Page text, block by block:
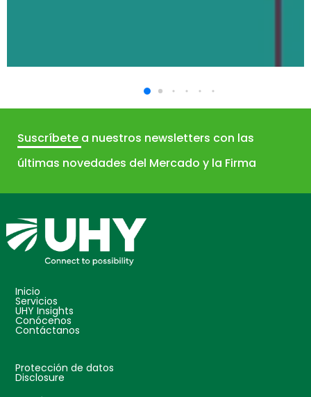
Suscríbete a nuestros newsletters con las
últimas novedades del Mercado y la Firma
Inicio
Servicios
UHY Insights
Conócenos
Contáctanos
Protección de datos
Disclosure